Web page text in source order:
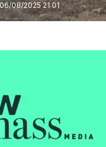
06/08/2025 21:01